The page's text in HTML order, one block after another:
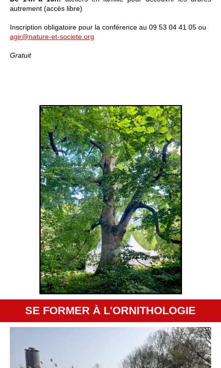
autrement (accès libre)
Inscription obligatoire pour la conférence au 09 53 04 41 05 ou
agir@nature-et-societe.org
Gratuit
SE FORMER À L'ORNITHOLOGIE